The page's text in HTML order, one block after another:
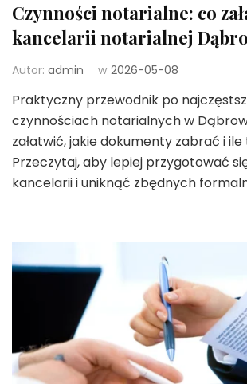
Czynności notarialne: co
kancelarii notarialnej
Autor: admin w 2026-05-08
Praktyczny przewodnik po
czynnościach notarialnych w
załatwić, jakie dokumenty zabrać i
Przeczytaj, aby lepiej przygotować
kancelarii i uniknąć zbędnych